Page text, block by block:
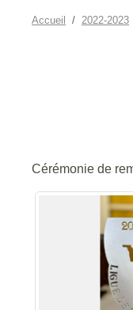
Accueil 2022-2023
Cérémonie de